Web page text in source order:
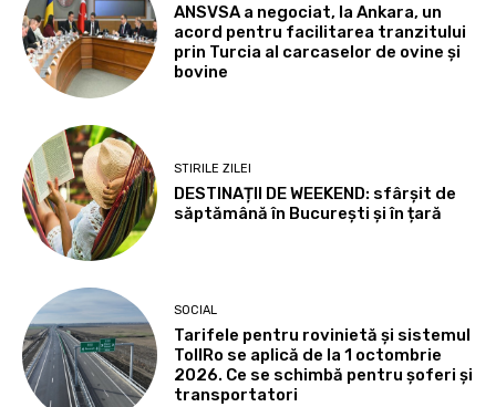
ANSVSA a negociat, la Ankara, un
acord pentru facilitarea tranzitului
prin Turcia al carcaselor de ovine și
bovine
STIRILE ZILEI
DESTINAȚII DE WEEKEND: sfârșit de
săptămână în București și în țară
SOCIAL
Tarifele pentru rovinietă și sistemul
TollRo se aplică de la 1 octombrie
2026. Ce se schimbă pentru șoferi și
transportatori